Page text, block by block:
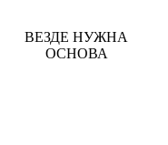
ВЕЗДЕ НУЖНА
ОСНОВА